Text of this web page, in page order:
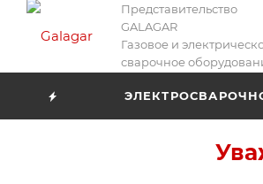
Представительство
GALAGAR
Газовое и
сварочное